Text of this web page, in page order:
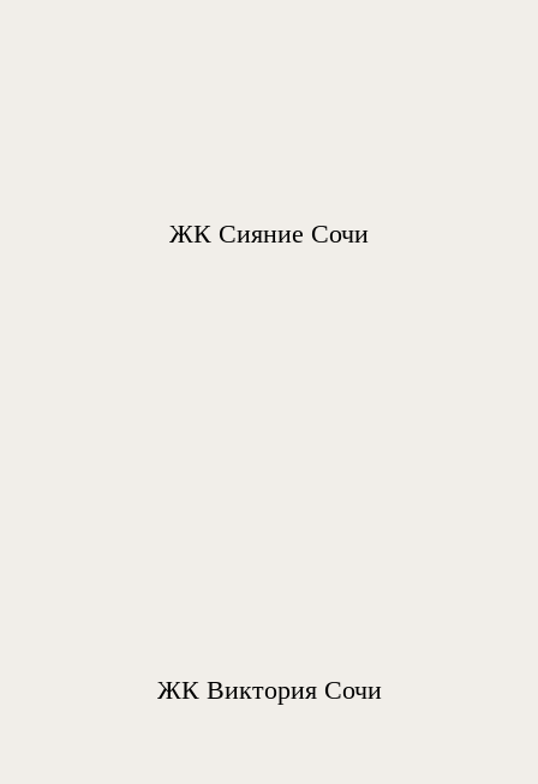
ЖК Сияние Сочи
ЖК Виктория Сочи